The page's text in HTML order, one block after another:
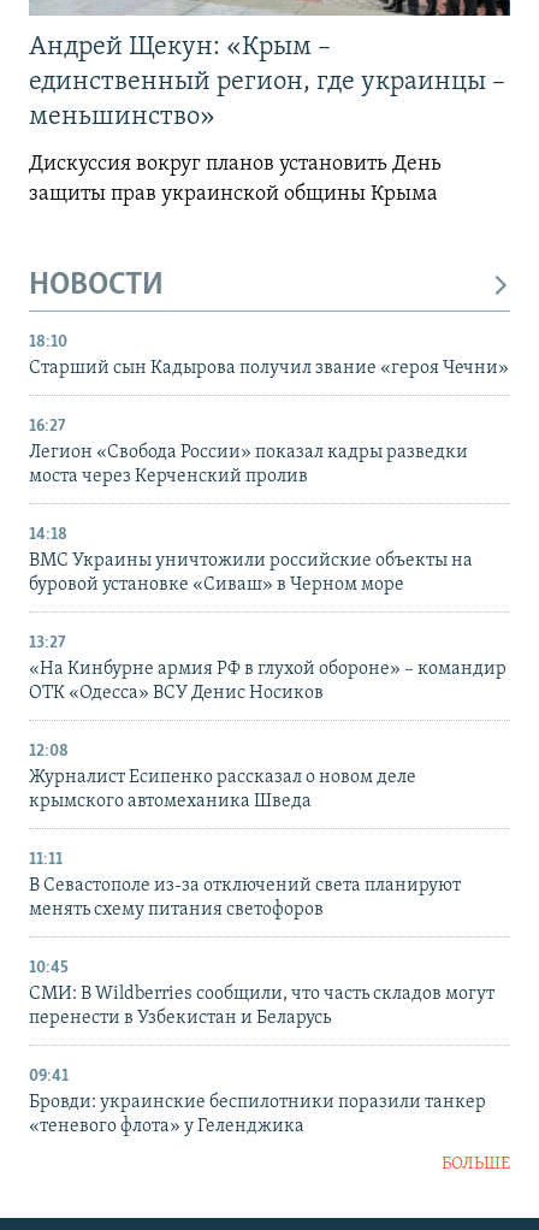
Андрей Щекун: «Крым –
единственный регион, где украинцы –
меньшинство»
Дискуссия вокруг планов установить День
защиты прав украинской общины Крыма
НОВОСТИ
18:10
Старший сын Кадырова получил звание «героя Чечни»
16:27
Легион «Свобода России» показал кадры разведки
моста через Керченский пролив
14:18
ВМС Украины уничтожили российские объекты на
буровой установке «Сиваш» в Черном море
13:27
«На Кинбурне армия РФ в глухой обороне» – командир
ОТК «Одесса» ВСУ Денис Носиков
12:08
Журналист Есипенко рассказал о новом деле
крымского автомеханика Шведа
11:11
В Севастополе из-за отключений света планируют
менять схему питания светофоров
10:45
СМИ: В Wildberries сообщили, что часть складов могут
перенести в Узбекистан и Беларусь
09:41
Бровди: украинские беспилотники поразили танкер
«теневого флота» у Геленджика
БОЛЬШЕ